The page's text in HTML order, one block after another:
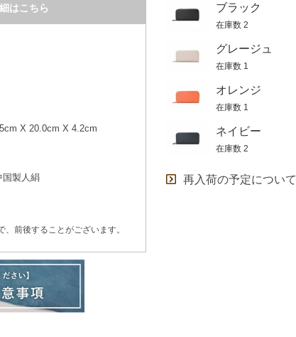
はこちら
X 20.0cm X 4.2cm
国製人絹
前後することがございます。
ブラック
在庫数 2
グレージュ
在庫数 1
オレンジ
在庫数 1
ネイビー
在庫数 2
再入荷の予定について